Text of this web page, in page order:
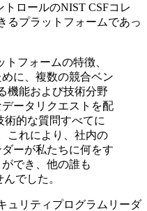
ロールのNIST CSFコレ
るプラットフォームであっ
フォームの特徴、
に、複数の競合ベン
機能および技術分野
ータリクエストを配
術的な質問すべてに
これにより、社内の
ーが私たちに何をす
でき、他の誰も
でした。
ュリティプログラムリーダ